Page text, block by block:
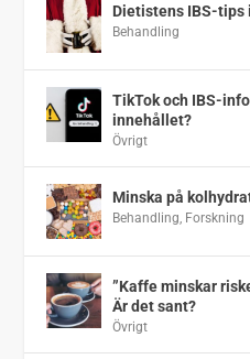
Dietistens IBS-tips
Behandling
TikTok och IBS-
innehållet?
Övrigt
Minska på
Behandling Forskning
”Kaffe minskar
Är det sant?
Övrigt